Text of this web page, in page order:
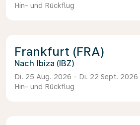
Hin- und Rückflug
Frankfurt (FRA)
Ibiza (IBZ)
Di. 25 Aug. 2026 - Di. 22 Sept. 2026
Hin- und Rückflug